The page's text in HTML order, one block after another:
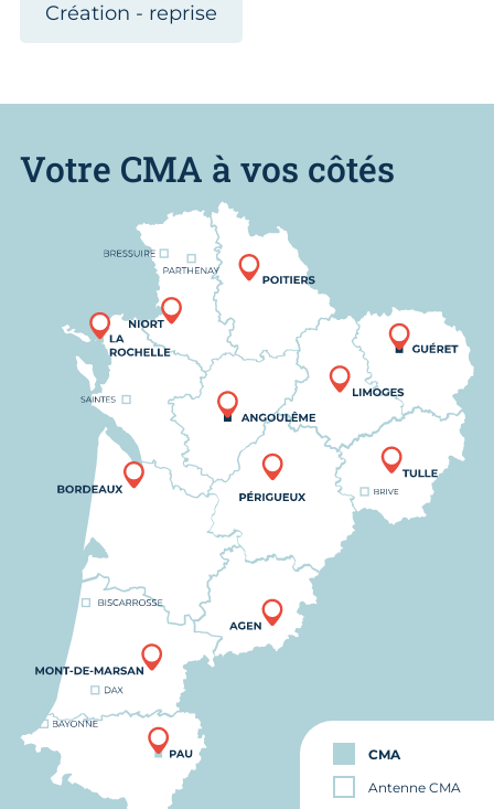
Création - reprise
Votre CMA à vos côtés
CMA
Antenne CMA